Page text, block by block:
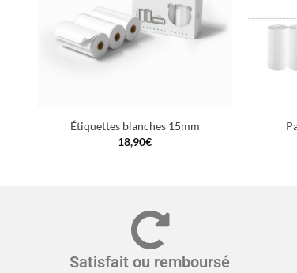
Étiquettes blanches 15mm
18,90€
Satisfait ou remboursé